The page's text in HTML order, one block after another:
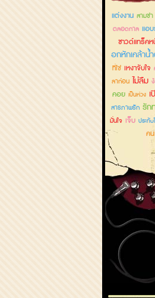
แต่งงาน สามช่า
ตลอดกาล แอ
ซาวด์แทร็คห
อกหักเคล้าน้
ที่ใช่ เหงาจับใจ
ลาก่อน ไม่ลืม
คอย เป็นห่วง
สารภาพรัก รัก
มั่นใจ เจ็บ ประทับ
คน